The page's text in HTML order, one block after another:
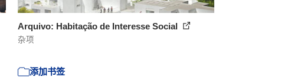
Arquivo: Habitação de Interesse Social
杂项
添加书签